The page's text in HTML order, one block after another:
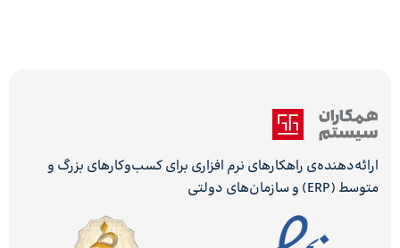
ارائه‌دهنده‌ی راهکارهای نرم افزاری برای کسب‌وکارهای بزرگ و
متوسط (ERP) و سازمان‌های دولتی